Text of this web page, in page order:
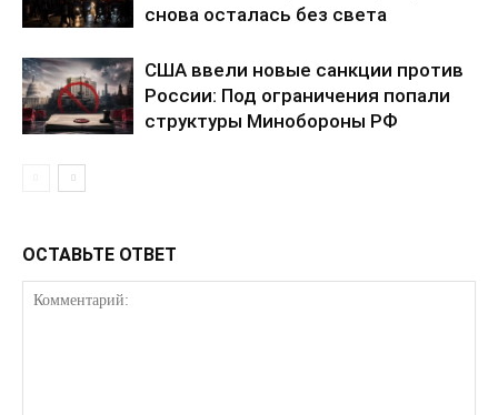
КавПолит
снова осталась без света
США ввели новые санкции против
России: Под ограничения попали
структуры Минобороны РФ
ОСТАВЬТЕ ОТВЕТ